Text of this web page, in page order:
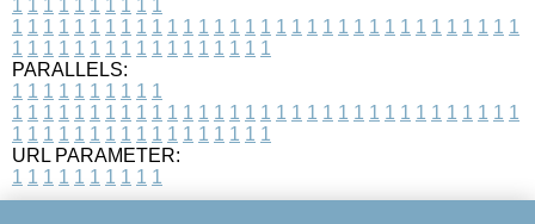
1 1 1 1 1 1 1 1 1 1
1 1 1 1 1 1 1 1 1 1 1 1 1 1 1 1 1 1 1 1 1 1 1 1 1 1 1 1 1 1 1 1 1
1 1 1 1 1 1 1 1 1 1 1 1 1 1 1 1 1
PARALLELS:
1 1 1 1 1 1 1 1 1 1
1 1 1 1 1 1 1 1 1 1 1 1 1 1 1 1 1 1 1 1 1 1 1 1 1 1 1 1 1 1 1 1 1
1 1 1 1 1 1 1 1 1 1 1 1 1 1 1 1 1
URL PARAMETER:
1 1 1 1 1 1 1 1 1 1